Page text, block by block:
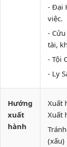
- Đại
việc.
-
tài,
- Tội
- Ly
Hướng
xuất
hành
Xuất
Xuất
(xấu)